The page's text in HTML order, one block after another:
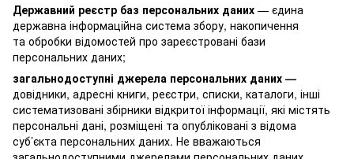
Державний реєстр баз персональних даних — єдина
державна інформаційна система збору, накопичення
та обробки відомостей про зареєстровані бази
персональних даних;
загальнодоступні джерела персональних даних —
довідники, адресні книги, реєстри, списки, каталоги, інші
систематизовані збірники відкритої інформації, які містять
персональні дані, розміщені та опубліковані з відома
суб’єкта персональних даних. Не вважаються